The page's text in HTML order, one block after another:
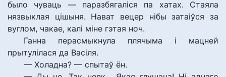
было чуваць — паразбягаліся па хатах. Стаяла
нязвыклая цішыня. Нават вецер нібы затаіўся за
вуглом, чакае, калі міне гэтая ноч.
Ганна перасмыкнула плячыма і мацней
прытулілася да Васіля.
— Холадна? — спытаў ён.